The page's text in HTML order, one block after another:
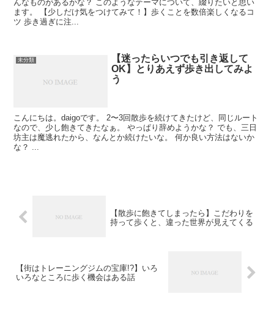
んなものがあるかな？ このようなテーマについて、綴りたいと思い
ます。 【少しだけ気をつけてみて！】歩くことを数倍楽しくなるコ
ツ 歩き過ぎに注...
未分類
【迷ったらいつでも引き返して
OK】とりあえず歩き出してみよ
う
こんにちは。daigoです。 2〜3回散歩を続けてきたけど、同じルート
なので、少し飽きてきたなぁ。 やっぱり辞めようかな？ でも、三日
坊主は魔逃れたから、なんとか続けたいな。 何か良い方法はないか
な？ ...
【散歩に飽きてしまったら】こだわりを
持って歩くと、違った世界が見えてくる
【街はトレーニングジムの宝庫!?】いろ
いろなところに歩く機会はある話